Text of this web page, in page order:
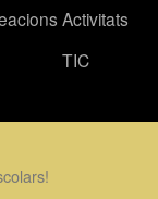
Activitats
TIC